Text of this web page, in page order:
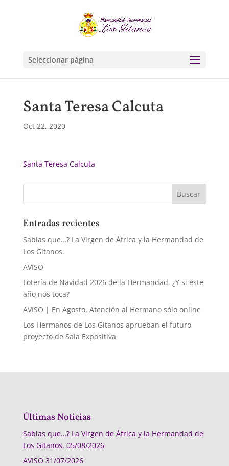
Seleccionar página
Santa Teresa Calcuta
Oct 22, 2020
Santa Teresa Calcuta
Entradas recientes
Sabias que…? La Virgen de África y la Hermandad de
Los Gitanos.
AVISO
Lotería de Navidad 2026 de la Hermandad, ¿Y si este
año nos toca?
AVISO | En Agosto, Atención al Hermano sólo online
Los Hermanos de Los Gitanos aprueban el futuro
proyecto de Sala Expositiva
Últimas Noticias
Sabias que…? La Virgen de África y la Hermandad de
Los Gitanos. 05/08/2026
AVISO 31/07/2026